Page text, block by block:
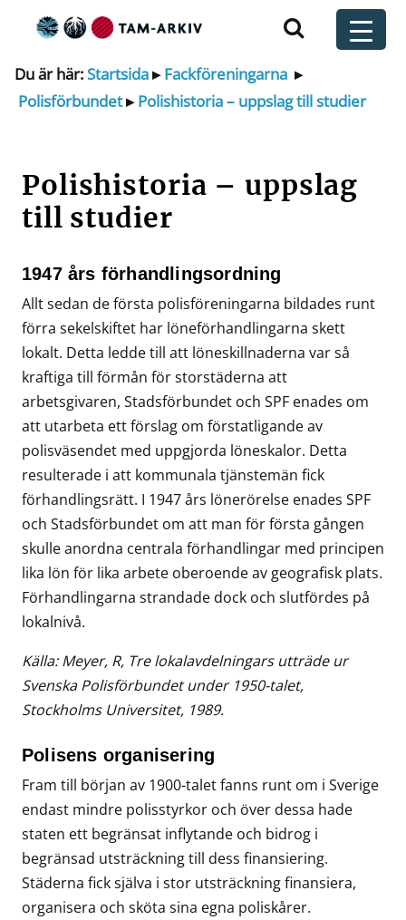
Huvudnavigering
Du är här:Startsida▸Fackföreningarna ▸
Polisförbundet▸Polishistoria – uppslag till studier
Polishistoria – uppslag
till studier
1947 års förhandlingsordning
Allt sedan de första polisföreningarna bildades runt
förra sekelskiftet har löneförhandlingarna skett
lokalt. Detta ledde till att löneskillnaderna var så
kraftiga till förmån för storstäderna att
arbetsgivaren, Stadsförbundet och SPF enades om
att utarbeta ett förslag om förstatligande av
polisväsendet med uppgjorda löneskalor. Detta
resulterade i att kommunala tjänstemän fick
förhandlingsrätt. I 1947 års lönerörelse enades SPF
och Stadsförbundet om att man för första gången
skulle anordna centrala förhandlingar med principen
lika lön för lika arbete oberoende av geografisk plats.
Förhandlingarna strandade dock och slutfördes på
lokalnivå.
Källa: Meyer, R, Tre lokalavdelningars utträde ur
Svenska Polisförbundet under 1950-talet,
Stockholms Universitet, 1989.
Polisens organisering
Fram till början av 1900-talet fanns runt om i Sverige
endast mindre polisstyrkor och över dessa hade
staten ett begränsat inflytande och bidrog i
begränsad utsträckning till dess finansiering.
Städerna fick själva i stor utsträckning finansiera,
organisera och sköta sina egna poliskårer.